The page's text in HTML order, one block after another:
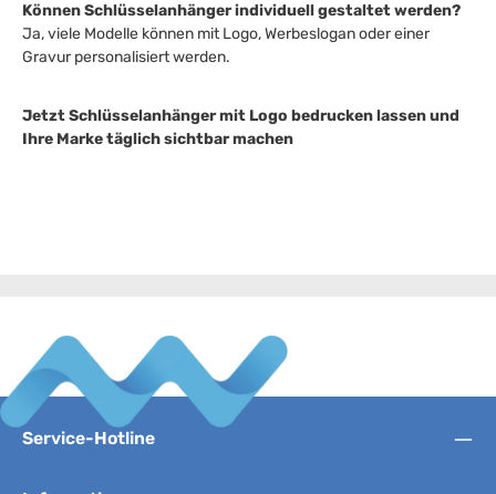
Können Schlüsselanhänger individuell gestaltet werden?
Ja, viele Modelle können mit Logo, Werbeslogan oder einer
Gravur personalisiert werden.
Jetzt Schlüsselanhänger mit Logo bedrucken lassen und
Ihre Marke täglich sichtbar machen
Service-Hotline